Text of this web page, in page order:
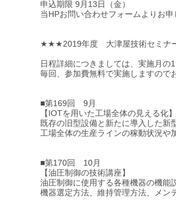
申込期限 9月13日（金）
当HPお問い合わせフォームよりお
★★★2019年度 大津屋技術セミナ
日程詳細につきましては、実施月の
毎回、参加費無料で実施しますので
■第169回 9月
【IOTを用いた工場全体の見える化】
既存の旧型設備と新たに導入した新
工場全体の生産ラインの稼動状況や
■第170回 10月
【油圧制御の技術講座】
油圧制御に使用する各種機器の機能
機器選定方法、維持管理方法、メン